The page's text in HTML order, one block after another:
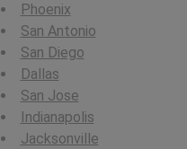
Phoenix
San Antonio
San Diego
Dallas
San Jose
Indianapolis
Jacksonville